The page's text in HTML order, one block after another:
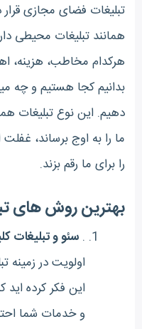
تبلیغات فضای مجازی
همانند تبلیغات محیطی
هرکدام مخاطب، هزینه،
بدانیم کجا هستیم و چه
دهیم. این نوع تبلیغات
ما را به اوج برساند، غفلت
را برای ما رقم بزند.
بهترین روش های
.سئو و تبلیغات
اولویت در زمینه
این فکر کرده
و خدمات شما